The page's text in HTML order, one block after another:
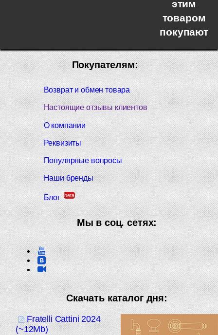
этим
товаром
покупают
Покупателям:
Возврат и обмен товара
Настоящие отзывы клиентов
О компании
Реквизиты
Популярные вопросы
Наши бренды
Блог beta
Мы в соц. сетях:
Скачать каталог дня:
Fratelli Cattini 2024
(~12Mb)